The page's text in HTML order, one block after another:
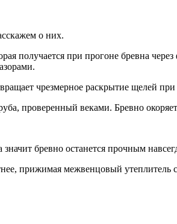
о них.
получается при прогоне бревна
чрезмерное раскрытие щелей при
проверенный веками. Бревно
бревно останется прочным
прижимая межвенцовый утеплитель